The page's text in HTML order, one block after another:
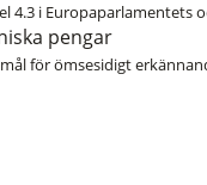
i Europaparlamentets
pengar
för ömsesidigt